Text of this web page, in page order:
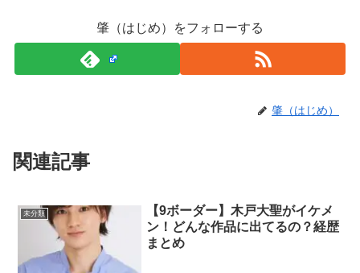
肇（はじめ）をフォローする
肇（はじめ）
関連記事
未分類
【9ボーダー】木戸大聖がイケメ
ン！どんな作品に出てるの？経歴
まとめ